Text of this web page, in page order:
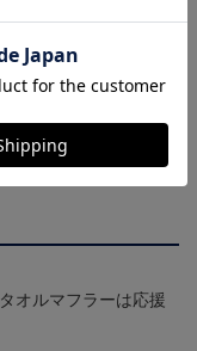
ルド2nd）
19,800円
会員特典
オルマフラーは応援